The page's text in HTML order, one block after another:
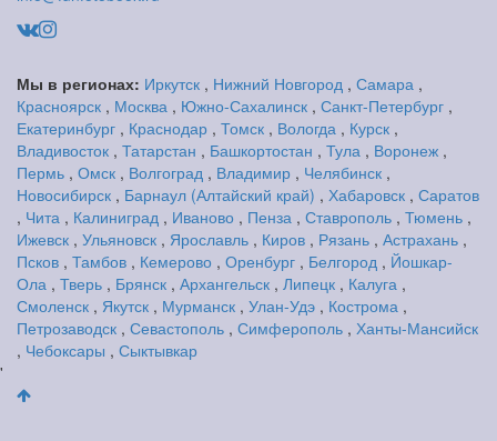
Мы в регионах: Иркутск , Нижний Новгород , Самара ,
Красноярск , Москва , Южно-Сахалинск , Санкт-Петербург ,
Екатеринбург , Краснодар , Томск , Вологда , Курск ,
Владивосток , Татарстан , Башкортостан , Тула , Воронеж ,
Пермь , Омск , Волгоград , Владимир , Челябинск ,
Новосибирск , Барнаул (Алтайский край) , Хабаровск , Саратов
, Чита , Калиниград , Иваново , Пенза , Ставрополь , Тюмень ,
Ижевск , Ульяновск , Ярославль , Киров , Рязань , Астрахань ,
Псков , Тамбов , Кемерово , Оренбург , Белгород , Йошкар-
Ола , Тверь , Брянск , Архангельск , Липецк , Калуга ,
Смоленск , Якутск , Мурманск , Улан-Удэ , Кострома ,
Петрозаводск , Севастополь , Симферополь , Ханты-Мансийск
, Чебоксары , Сыктывкар
'